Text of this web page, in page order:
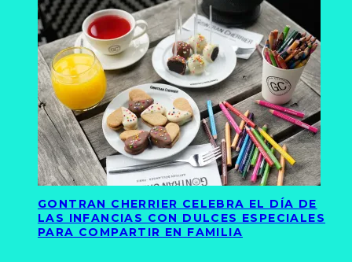
GONTRAN CHERRIER CELEBRA EL DÍA DE
LAS INFANCIAS CON DULCES ESPECIALES
PARA COMPARTIR EN FAMILIA